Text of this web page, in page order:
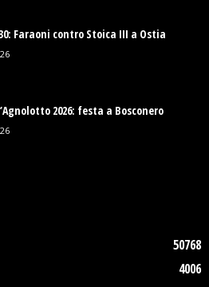
30: Faraoni contro Stoica III a Ostia
2026: festa a Bosconero
50768
4006